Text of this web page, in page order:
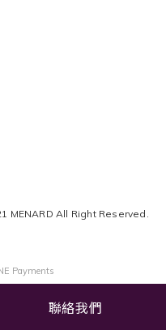
聯絡我們
MENARD All Right Reserved.
Payments